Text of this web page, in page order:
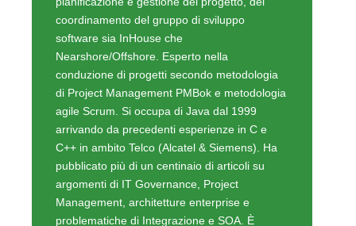
agile Scrum. Si occupa di Java dal 1999
arrivando da precedenti esperienze in C e
C++ in ambito Telco (Alcatel & Siemens). Ha
pubblicato più di un centinaio di articoli su
argomenti di IT Governance, Project
Management, architetture enterprise e
problematiche di Integrazione e SOA. È
coautore dei libri "Manuale pratico di Java"
(2001) e "La programmazione della
piattaforma J2EE" (2005) editi da
Hops/Tecniche Nuove. Certificazioni IT
Governance: COBIT V.4.1 Foundation